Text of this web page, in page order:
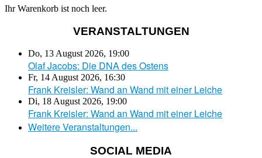
Ihr Warenkorb ist noch leer.
VERANSTALTUNGEN
Do, 13 August 2026, 19:00
Olaf Jacobs: Die DNA des Ostens
Fr, 14 August 2026, 16:30
Frank Kreisler: Wand an Wand mit einer Leiche
Di, 18 August 2026, 19:00
Frank Kreisler: Wand an Wand mit einer Leiche
Weitere Veranstaltungen...
SOCIAL MEDIA